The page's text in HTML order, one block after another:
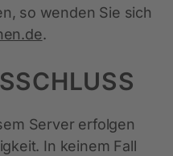
so wenden Sie sich
.
Server erfolgen
In keinem Fall